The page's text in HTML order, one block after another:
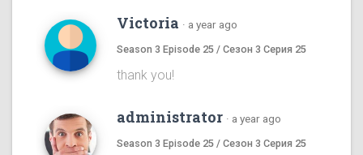
Victoria · a year ago
Season 3 Episode 25 / Сезон 3 Серия 25
thank you!
administrator · a year ago
Season 3 Episode 25 / Сезон 3 Серия 25